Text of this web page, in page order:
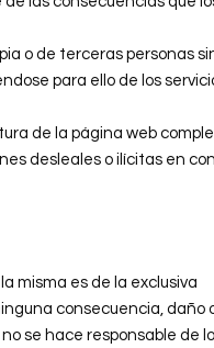
o de terceras personas
para ello de los
de la página web
desleales o ilícitas en
misma es de la exclusiva
consecuencia, daño
se hace responsable de